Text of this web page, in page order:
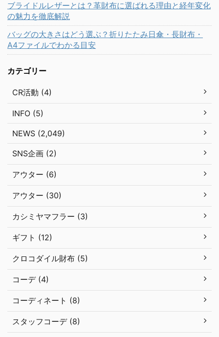
ブライドルレザーとは？革財布に選ばれる理由と経年変化
の魅力を徹底解説
バッグの大きさはどう選ぶ？折りたたみ日傘・長財布・
A4ファイルでわかる目安
カテゴリー
CR活動 (4)
INFO (5)
NEWS (2,049)
SNS企画 (2)
アウター (6)
アウター (30)
カシミヤマフラー (3)
ギフト (12)
クロコダイル財布 (5)
コーデ (4)
コーディネート (8)
スタッフコーデ (8)